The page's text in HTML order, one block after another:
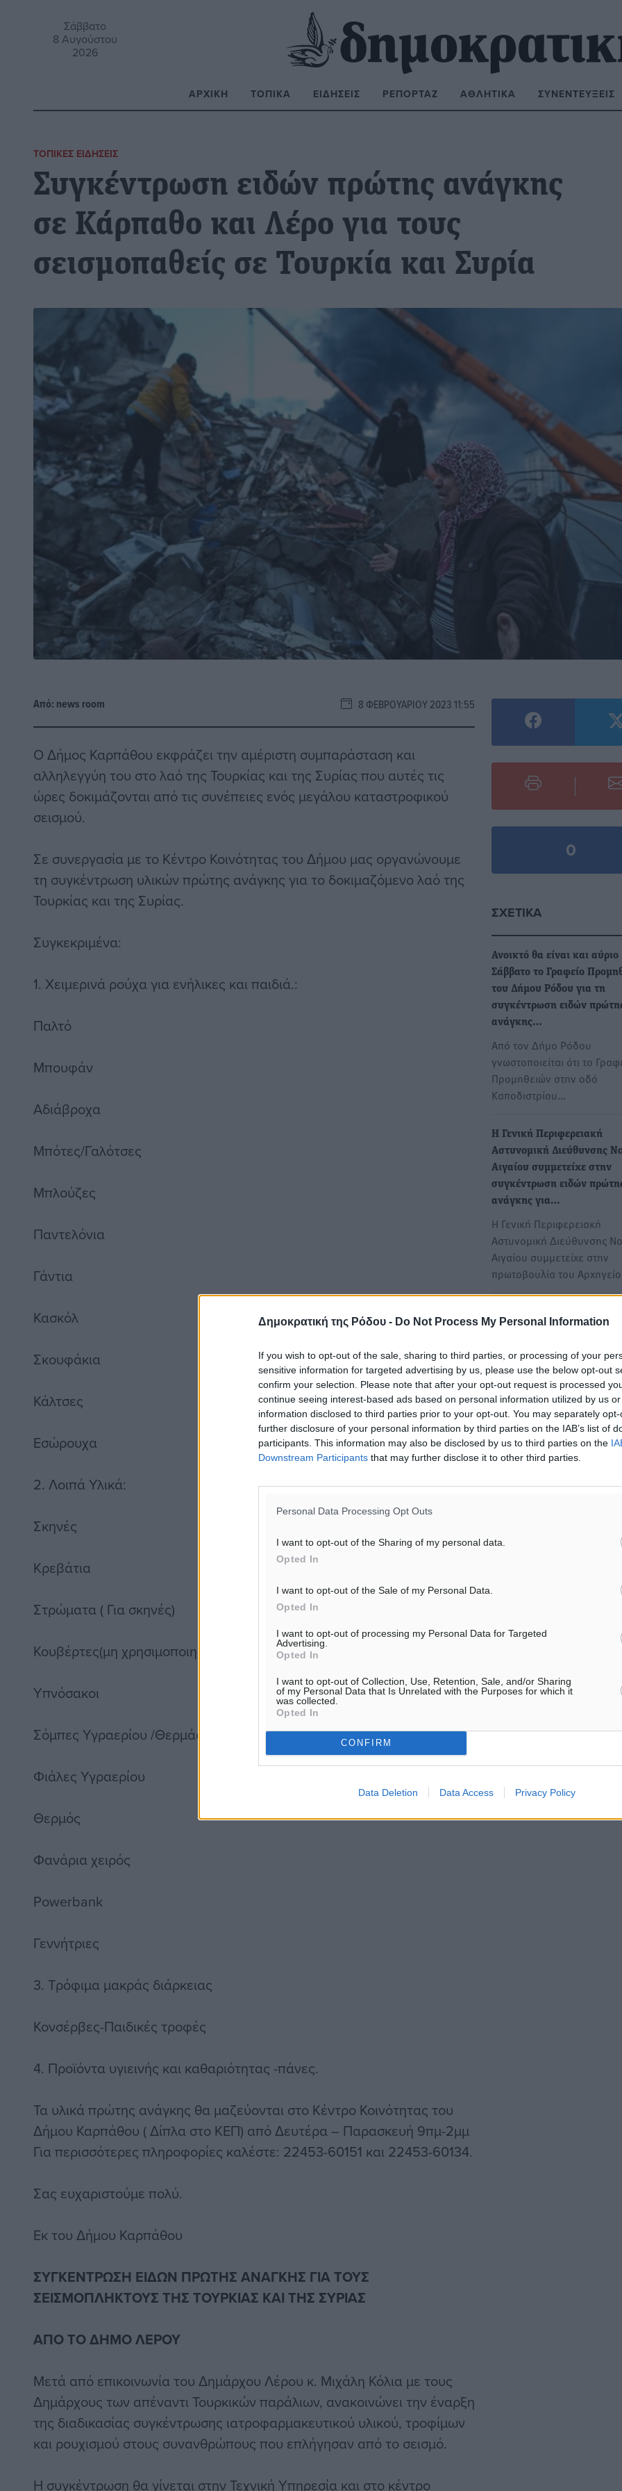
Δημοκρατική της Ρόδου - Do Not Process My Personal Information
If you wish to opt-out of the sale, sharing to third parties, or processing of your
sensitive information for targeted advertising by us, please use the below opt-out
confirm your selection. Please note that after your opt-out request is processed
continue seeing interest-based ads based on personal information utilized by us
information disclosed to third parties prior to your opt-out. You may separately
further disclosure of your personal information by third parties on the IAB’s list of
participants. This information may also be disclosed by us to third parties on the
Downstream Participants that may further disclose it to other third parties.
Personal Data Processing Opt Outs
I want to opt-out of the Sharing of my personal data.
Opted In
I want to opt-out of the Sale of my Personal Data.
Opted In
I want to opt-out of processing my Personal Data for Targeted
Advertising.
Opted In
I want to opt-out of Collection, Use, Retention, Sale, and/or Sharing
of my Personal Data that Is Unrelated with the Purposes for which it
was collected.
Opted In
CONFIRM
Data Deletion Data Access Privacy Policy
Σάββατο
8 Αυγούστου
2026
ΑΡΧΙΚΉ ΤΟΠΙΚΆ ΕΙΔΉΣΕΙΣ ΡΕΠΟΡΤΆΖ ΑΘΛΗΤΙΚΆ ΣΥΝΕΝΤΕΎΞΕΙΣ
ΤΟΠΙΚΈΣ ΕΙΔΉΣΕΙΣ
Συγκέντρωση ειδών πρώτης ανάγκης
σε Κάρπαθο και Λέρο για τους
σεισμοπαθείς σε Τουρκία και Συρία
Από: news room 8 ΦΕΒΡΟΥΑΡΊΟΥ 2023 11:55
Ο Δήμος Καρπάθου εκφράζει την αμέριστη συμπαράσταση και
αλληλεγγύη του στο λαό της Τουρκίας και της Συρίας που αυτές τις
ώρες δοκιμάζονται από τις συνέπειες ενός μεγάλου καταστροφικού
σεισμού.
Σε συνεργασία με το Κέντρο Κοινότητας του Δήμου μας οργανώνουμε
τη συγκέντρωση υλικών πρώτης ανάγκης για το δοκιμαζόμενο λαό της
Τουρκίας και της Συρίας.
Συγκεκριμένα:
1. Χειμερινά ρούχα για ενήλικες και παιδιά.:
Παλτό
Μπουφάν
Αδιάβροχα
Μπότες/Γαλότσες
Μπλούζες
Παντελόνια
Γάντια
Κασκόλ
Σκουφάκια
Κάλτσες
Εσώρουχα
2. Λοιπά Υλικά:
Σκηνές
Κρεβάτια
Στρώματα ( Για σκηνές)
Κουβέρτες(μη χρησιμοποιημένες)
Υπνόσακοι
Σόμπες Υγραερίου /Θερμάστρες
Φιάλες Υγραερίου
Θερμός
Φανάρια χειρός
Powerbank
Γεννήτριες
3. Τρόφιμα μακράς διάρκειας
Κονσέρβες-Παιδικές τροφές
4. Προϊόντα υγιεινής και καθαριότητας -πάνες.
Τα υλικά πρώτης ανάγκης θα μαζεύονται στο Κέντρο Κοινότητας του
Δήμου Καρπάθου ( Δίπλα στο ΚΕΠ) από Δευτέρα – Παρασκευή 9πμ-2μμ
Για περισσότερες πληροφορίες καλέστε: 22453-60151 και 22453-60134.
Σας ευχαριστούμε πολύ.
Εκ του Δήμου Καρπάθου
ΣΥΓΚΕΝΤΡΩΣΗ ΕΙΔΩΝ ΠΡΩΤΗΣ ΑΝΑΓΚΗΣ ΓΙΑ ΤΟΥΣ
ΣΕΙΣΜΟΠΛΗΚΤΟΥΣ ΤΗΣ ΤΟΥΡΚΙΑΣ ΚΑΙ ΤΗΣ ΣΥΡΙΑΣ
ΑΠΟ ΤΟ ΔΗΜΟ ΛΕΡΟΥ
Μετά από επικοινωνία του Δημάρχου Λέρου κ. Μιχάλη Κόλια με τους
Δημάρχους των απέναντι Τουρκικών παράλιων, ανακοινώνει την έναρξη
της διαδικασίας συγκέντρωσης ιατροφαρμακευτικού υλικού, τροφίμων
και ρουχισμού στους συνανθρώπους που επλήγησαν από το σεισμό.
Η συγκέντρωση θα γίνεται στην Τεχνική Υπηρεσία και στο κέντρο
0
ΣΧΕΤΙΚΆ
Ανοικτό θα είναι και αύριο
Σάββατο το Γραφείο
του Δήμου Ρόδου για τη
συγκέντρωση ειδών
ανάγκης…
Από τον Δήμο Ρόδου
γνωστοποιείται ότι το
Προμηθειών στην οδό
Καποδιστρίου…
Η Γενική Περιφερειακή
Αστυνομική Διεύθυνσης
Αιγαίου συμμετείχε στην
συγκέντρωση ειδών
ανάγκης για…
Η Γενική Περιφερειακή
Αστυνομική Διεύθυνσης
Αιγαίου συμμετείχε στην
πρωτοβουλία του
Συγκέντρωση ειδών πρώτης
της Θεσσαλίας
Ο Σύλλογος διδασκόντων
σχολείου μας αποφάσισε
αποστολή ανθρωπιστικής
βοήθειας στους…
ανάγκης για τους
Ο Δήμος Ρόδου συνεχίζει
βοήθειας για τους
της…